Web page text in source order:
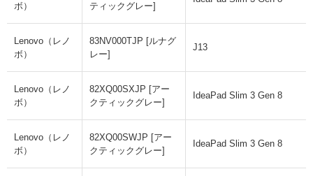
ボ）
ティックグレー]
Lenovo（レノ
ボ）
83NV000TJP [ルナグ
レー]
J13
Lenovo（レノ
ボ）
82XQ00SXJP [アー
クティックグレー]
IdeaPad Slim 3 Gen 8
Lenovo（レノ
ボ）
82XQ00SWJP [アー
クティックグレー]
IdeaPad Slim 3 Gen 8